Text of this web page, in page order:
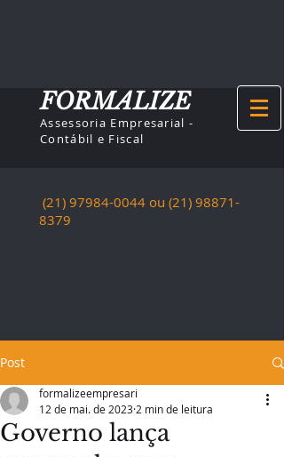
Assessoria Empresarial -
Contábil e Fiscal
FORMALIZE
(21) 97984-0044 ou (21) 98871-
8379
Post
Governo lança
formalizeempresari
12 de mai. de 2023 2 min de leitura